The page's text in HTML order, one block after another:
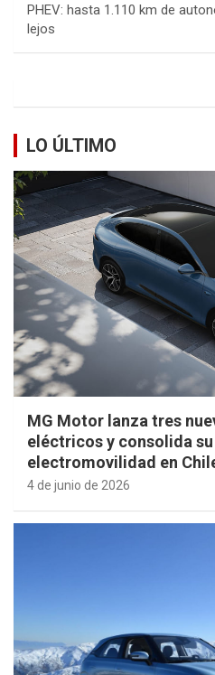
PHEV: hasta 1.110 km de
lejos
LO ÚLTIMO
MG Motor lanza tres
eléctricos y consolida
electromovilidad en
4 de junio de 2026